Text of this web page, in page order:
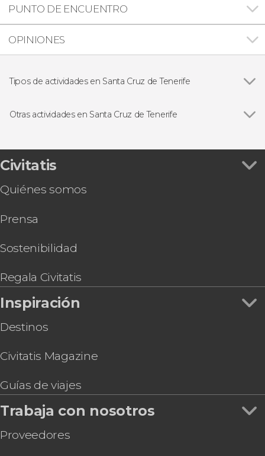
PUNTO DE ENCUENTRO
OPINIONES
Tipos de actividades en Santa Cruz de Tenerife
Excursiones de un día
Otras actividades en Santa Cruz de Tenerife
Entrada al Palmetum
Autobús turístico de Santa Cruz de Tenerife
Day Pass para el Grand Muthu Golf Plaza
Nacional del Teide
Senderismo por la playa de Antequera + Paseo
Free tour del Carnaval de Santa Cruz de
Tenerife
Civitatis
Quiénes somos
Prensa
Sostenibilidad
Regala Civitatis
Inspiración
Destinos
Civitatis Magazine
Guías de viajes
Trabaja con nosotros
Proveedores